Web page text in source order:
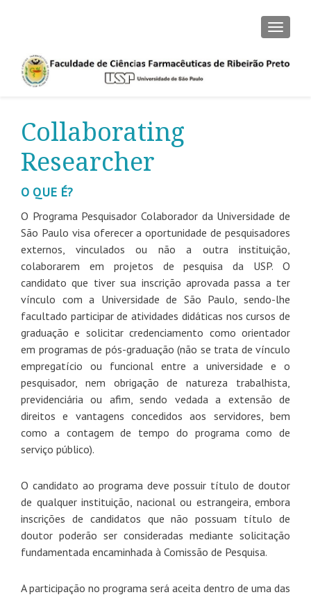
Collaborating
Researcher
O QUE É?
O Programa Pesquisador Colaborador da Universidade de
São Paulo visa oferecer a oportunidade de pesquisadores
externos, vinculados ou não a outra instituição,
colaborarem em projetos de pesquisa da USP. O
candidato que tiver sua inscrição aprovada passa a ter
vínculo com a Universidade de São Paulo, sendo-lhe
facultado participar de atividades didáticas nos cursos de
graduação e solicitar credenciamento como orientador
em programas de pós-graduação (não se trata de vínculo
empregatício ou funcional entre a universidade e o
pesquisador, nem obrigação de natureza trabalhista,
previdenciária ou afim, sendo vedada a extensão de
direitos e vantagens concedidos aos servidores, bem
como a contagem de tempo do programa como de
serviço público).
O candidato ao programa deve possuir título de doutor
de qualquer instituição, nacional ou estrangeira, embora
inscrições de candidatos que não possuam título de
doutor poderão ser consideradas mediante solicitação
fundamentada encaminhada à Comissão de Pesquisa.
A participação no programa será aceita dentro de uma das